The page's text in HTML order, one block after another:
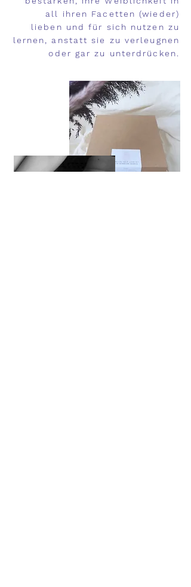
all ihren Facetten (wieder)
lieben und für sich nutzen zu
lernen, anstatt sie zu verleugnen
oder gar zu unterdrücken.